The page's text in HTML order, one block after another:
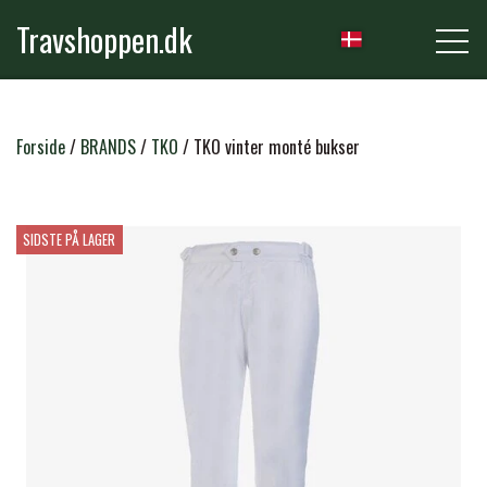
Travshoppen.dk
NYHEDER
HEST
GRIMER & TRÆKTOVE
TRENSER & TILBEHØR
SADLER & TILBEHØR
RYTTER
RIDEBUKSER & LEGGINS
TRØJER, BLUSER & T-SHIRTS
PLEJE & STALD
STRIGLER & TILBEHØR
Forside BRANDS TKO TKO vinter monté bukser
SIDSTE PÅ LAGER